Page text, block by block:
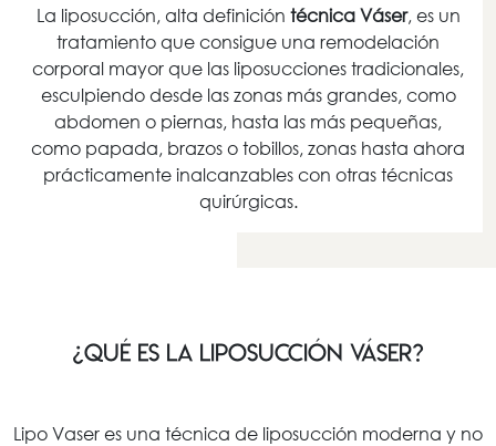
La liposucción, alta definición técnica Váser, es un
tratamiento que consigue una remodelación
corporal mayor que las liposucciones tradicionales,
esculpiendo desde las zonas más grandes, como
abdomen o piernas, hasta las más pequeñas,
como papada, brazos o tobillos, zonas hasta ahora
prácticamente inalcanzables con otras técnicas
quirúrgicas.
¿Qué es la liposucción váser?
Lipo Vaser es una técnica de liposucción moderna y no